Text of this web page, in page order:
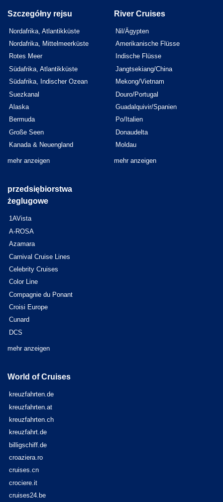
Szczegółny rejsu
Nordafrika, Atlantikküste
Nordafrika, Mittelmeerküste
Rotes Meer
Südafrika, Atlantikküste
Südafrika, Indischer Ozean
Suezkanal
Alaska
Bermuda
Große Seen
Kanada & Neuengland
mehr anzeigen
River Cruises
Nil/Ägypten
Amerikanische Flüsse
Indische Flüsse
Jangtsekiang/China
Mekong/Vietnam
Douro/Portugal
Guadalquivir/Spanien
Po/Italien
Donaudelta
Moldau
mehr anzeigen
przedsiębiorstwa
żeglugowe
1AVista
A-ROSA
Azamara
Carnival Cruise Lines
Celebrity Cruises
Color Line
Compagnie du Ponant
Croisi Europe
Cunard
DCS
mehr anzeigen
World of Cruises
kreuzfahrten.de
kreuzfahrten.at
kreuzfahrten.ch
kreuzfahrt.de
billigschiff.de
croaziera.ro
cruises.cn
crociere.it
cruises24.be